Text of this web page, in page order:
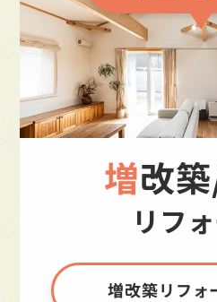
増改
リフ
増改築リフォ